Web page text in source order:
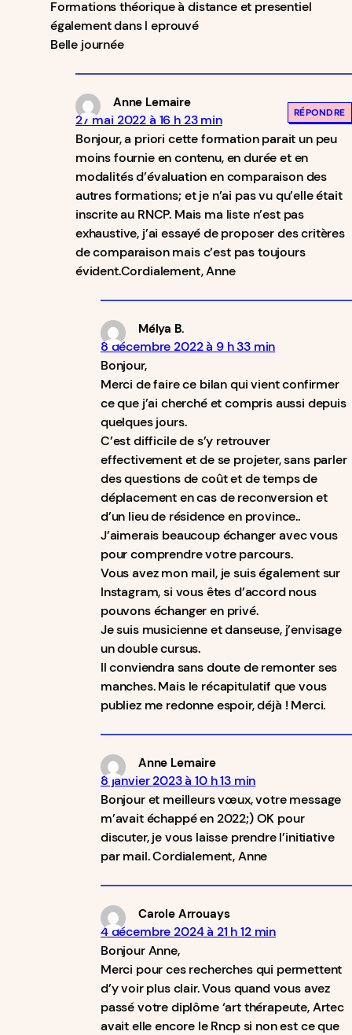
Formations théorique à distance et presentiel
également dans l eprouvé
Belle journée
Anne Lemaire
27 mai 2022 à 16 h 23 min
Bonjour, a priori cette formation parait un peu
moins fournie en contenu, en durée et en
modalités d’évaluation en comparaison des
autres formations; et je n’ai pas vu qu’elle était
inscrite au RNCP. Mais ma liste n’est pas
exhaustive, j’ai essayé de proposer des critères
de comparaison mais c’est pas toujours
évident.Cordialement, Anne
RÉPONDRE
Mélya B.
8 décembre 2022 à 9 h 33 min
Bonjour,
Merci de faire ce bilan qui vient confirmer
ce que j’ai cherché et compris aussi depuis
quelques jours.
C’est difficile de s’y retrouver
effectivement et de se projeter, sans parler
des questions de coût et de temps de
déplacement en cas de reconversion et
d’un lieu de résidence en province..
J’aimerais beaucoup échanger avec vous
pour comprendre votre parcours.
Vous avez mon mail, je suis également sur
Instagram, si vous êtes d’accord nous
pouvons échanger en privé.
Je suis musicienne et danseuse, j’envisage
un double cursus.
Il conviendra sans doute de remonter ses
manches. Mais le récapitulatif que vous
publiez me redonne espoir, déjà ! Merci.
Anne Lemaire
8 janvier 2023 à 10 h 13 min
Bonjour et meilleurs vœux, votre message
m’avait échappé en 2022;) OK pour
discuter, je vous laisse prendre l’initiative
par mail. Cordialement, Anne
Carole Arrouays
4 décembre 2024 à 21 h 12 min
Bonjour Anne,
Merci pour ces recherches qui permettent
d’y voir plus clair. Vous quand vous avez
passé votre diplôme ‘art thérapeute, Artec
avait elle encore le Rncp si non est ce que